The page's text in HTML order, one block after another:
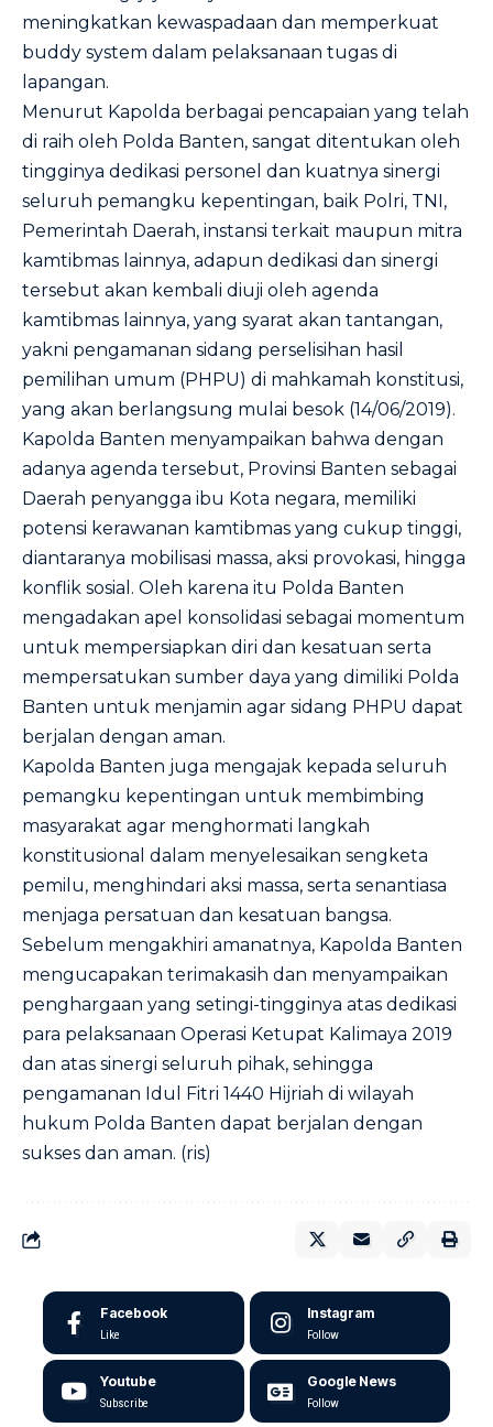
meningkatkan kewaspadaan dan memperkuat
buddy system dalam pelaksanaan tugas di
lapangan.
Menurut Kapolda berbagai pencapaian yang telah
di raih oleh Polda Banten, sangat ditentukan oleh
tingginya dedikasi personel dan kuatnya sinergi
seluruh pemangku kepentingan, baik Polri, TNI,
Pemerintah Daerah, instansi terkait maupun mitra
kamtibmas lainnya, adapun dedikasi dan sinergi
tersebut akan kembali diuji oleh agenda
kamtibmas lainnya, yang syarat akan tantangan,
yakni pengamanan sidang perselisihan hasil
pemilihan umum (PHPU) di mahkamah konstitusi,
yang akan berlangsung mulai besok (14/06/2019).
Kapolda Banten menyampaikan bahwa dengan
adanya agenda tersebut, Provinsi Banten sebagai
Daerah penyangga ibu Kota negara, memiliki
potensi kerawanan kamtibmas yang cukup tinggi,
diantaranya mobilisasi massa, aksi provokasi, hingga
konflik sosial. Oleh karena itu Polda Banten
mengadakan apel konsolidasi sebagai momentum
untuk mempersiapkan diri dan kesatuan serta
mempersatukan sumber daya yang dimiliki Polda
Banten untuk menjamin agar sidang PHPU dapat
berjalan dengan aman.
Kapolda Banten juga mengajak kepada seluruh
pemangku kepentingan untuk membimbing
masyarakat agar menghormati langkah
konstitusional dalam menyelesaikan sengketa
pemilu, menghindari aksi massa, serta senantiasa
menjaga persatuan dan kesatuan bangsa.
Sebelum mengakhiri amanatnya, Kapolda Banten
mengucapakan terimakasih dan menyampaikan
penghargaan yang setingi-tingginya atas dedikasi
para pelaksanaan Operasi Ketupat Kalimaya 2019
dan atas sinergi seluruh pihak, sehingga
pengamanan Idul Fitri 1440 Hijriah di wilayah
hukum Polda Banten dapat berjalan dengan
sukses dan aman. (ris)
Facebook
Like
Instagram
Follow
Youtube
Subscribe
Google News
Follow